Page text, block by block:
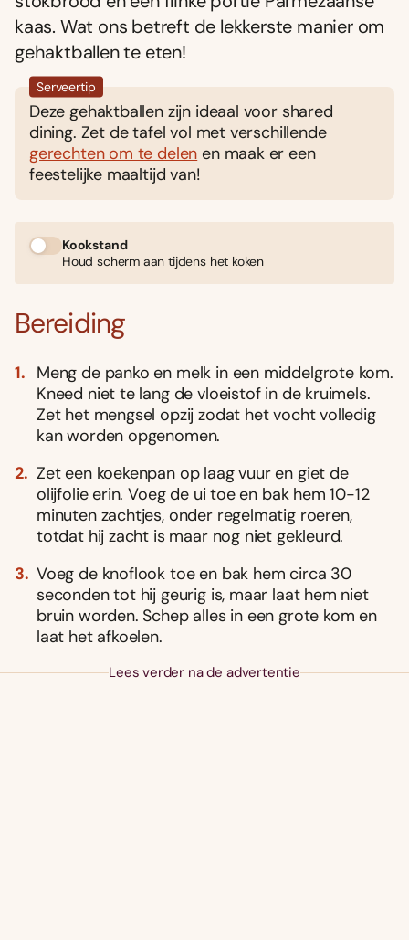
kaas. Wat ons betreft de lekkerste manier om
gehaktballen te eten!
Serveertip
Deze gehaktballen zijn ideaal voor shared
dining. Zet de tafel vol met verschillende
gerechten om te delen en maak er een
feestelijke maaltijd van!
Kookstand
Houd scherm aan tijdens het koken
Bereiding
Meng de panko en melk in een middelgrote kom.
Kneed niet te lang de vloeistof in de kruimels.
Zet het mengsel opzij zodat het vocht volledig
kan worden opgenomen.
Zet een koekenpan op laag vuur en giet de
olijfolie erin. Voeg de ui toe en bak hem 10-12
minuten zachtjes, onder regelmatig roeren,
totdat hij zacht is maar nog niet gekleurd.
Voeg de knoflook toe en bak hem circa 30
seconden tot hij geurig is, maar laat hem niet
bruin worden. Schep alles in een grote kom en
laat het afkoelen.
Lees verder na de advertentie